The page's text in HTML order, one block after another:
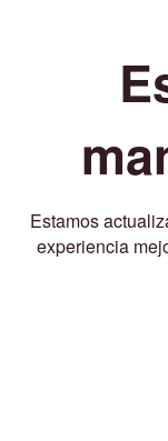
Estamos
experiencia